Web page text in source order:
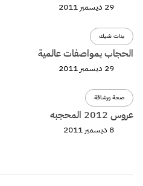
29 ديسمبر 2011
بنات شيك
الحجاب بمواصفات عالمية
29 ديسمبر 2011
صحة ورشاقة
عروس 2012 المحجبه
8 ديسمبر 2011